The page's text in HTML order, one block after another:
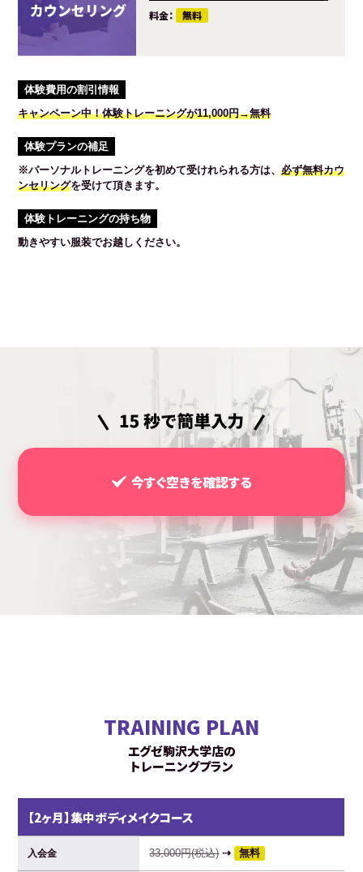
料金： 無料
体験費用の割引情報
キャンペーン中！体験トレーニングが11,000円→無料
体験プランの補足
※パーソナルトレーニングを初めて受けれられる方は、必ず無料カウ
ンセリングを受けて頂きます。
体験トレーニングの持ち物
動きやすい服装でお越しください。
今すぐ空きを確認する
TRAINING PLAN
エグゼ駒沢大学店の
トレーニングプラン
【2ヶ月】集中ボディメイクコース
入会金 33,000円(税込)⇢ 無料